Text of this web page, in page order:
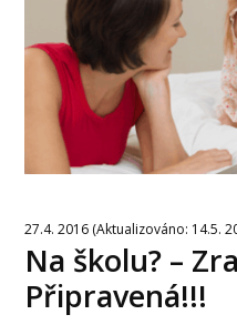
27.4. 2016 (Aktualizováno: 14.5.
Na školu? –
Připravená!!!